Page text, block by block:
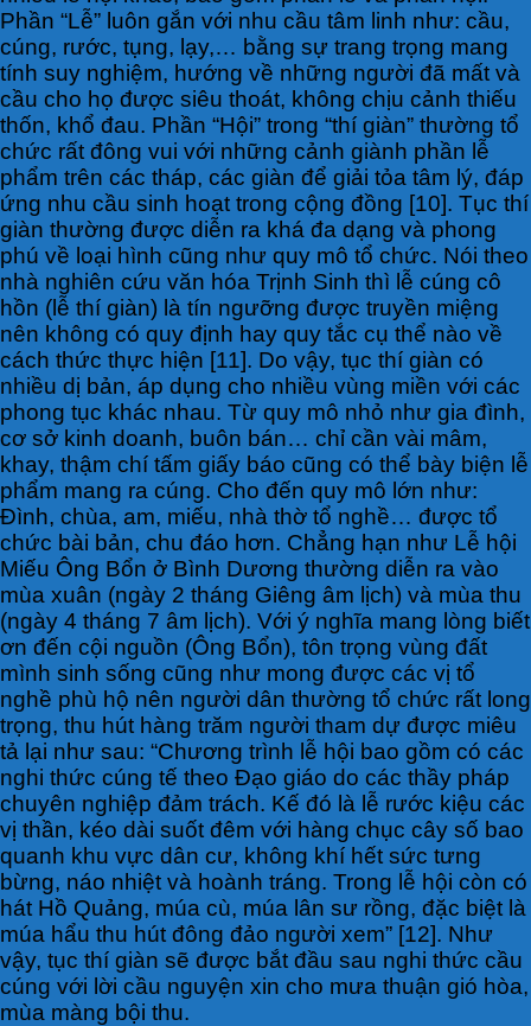
Phần “Lễ” luôn gắn với nhu cầu tâm linh như: cầu,
cúng, rước, tụng, lạy,… bằng sự trang trọng mang
tính suy nghiệm, hướng về những người đã mất và
cầu cho họ được siêu thoát, không chịu cảnh thiếu
thốn, khổ đau. Phần “Hội” trong “thí giàn” thường tổ
chức rất đông vui với những cảnh giành phần lễ
phẩm trên các tháp, các giàn để giải tỏa tâm lý, đáp
ứng nhu cầu sinh hoạt trong cộng đồng [10]. Tục thí
giàn thường được diễn ra khá đa dạng và phong
phú về loại hình cũng như quy mô tổ chức. Nói theo
nhà nghiên cứu văn hóa Trịnh Sinh thì lễ cúng cô
hồn (lễ thí giàn) là tín ngưỡng được truyền miệng
nên không có quy định hay quy tắc cụ thể nào về
cách thức thực hiện [11]. Do vậy, tục thí giàn có
nhiều dị bản, áp dụng cho nhiều vùng miền với các
phong tục khác nhau. Từ quy mô nhỏ như gia đình,
cơ sở kinh doanh, buôn bán… chỉ cần vài mâm,
khay, thậm chí tấm giấy báo cũng có thể bày biện lễ
phẩm mang ra cúng. Cho đến quy mô lớn như:
Đình, chùa, am, miếu, nhà thờ tổ nghề… được tổ
chức bài bản, chu đáo hơn. Chẳng hạn như Lễ hội
Miếu Ông Bổn ở Bình Dương thường diễn ra vào
mùa xuân (ngày 2 tháng Giêng âm lịch) và mùa thu
(ngày 4 tháng 7 âm lịch). Với ý nghĩa mang lòng biết
ơn đến cội nguồn (Ông Bổn), tôn trọng vùng đất
mình sinh sống cũng như mong được các vị tổ
nghề phù hộ nên người dân thường tổ chức rất long
trọng, thu hút hàng trăm người tham dự được miêu
tả lại như sau: “Chương trình lễ hội bao gồm có các
nghi thức cúng tế theo Đạo giáo do các thầy pháp
chuyên nghiệp đảm trách. Kế đó là lễ rước kiệu các
vị thần, kéo dài suốt đêm với hàng chục cây số bao
quanh khu vực dân cư, không khí hết sức tưng
bừng, náo nhiệt và hoành tráng. Trong lễ hội còn có
hát Hồ Quảng, múa cù, múa lân sư rồng, đặc biệt là
múa hẩu thu hút đông đảo người xem” [12]. Như
vậy, tục thí giàn sẽ được bắt đầu sau nghi thức cầu
cúng với lời cầu nguyện xin cho mưa thuận gió hòa,
mùa màng bội thu.